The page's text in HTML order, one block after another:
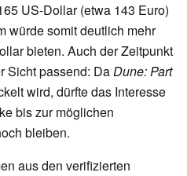
US-Dollar (etwa 143 Euro)
würde somit deutlich mehr
bieten. Auch der Zeitpunkt
Sicht passend: DaDune: Part
wird, dürfte das Interesse
bis zur möglichen
bleiben.
aus den verifizierten